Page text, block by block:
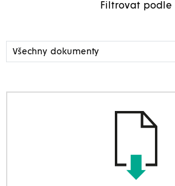
Filtrovat podle